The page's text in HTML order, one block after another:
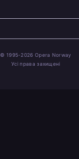
© 1995-2026 Opera Norway
Усі права захищені